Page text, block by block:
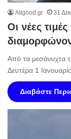
Allgood.gr 31
Οι νέες
Από τα μεσάνυχτα
Δευτέρα 1
Διαβάστε